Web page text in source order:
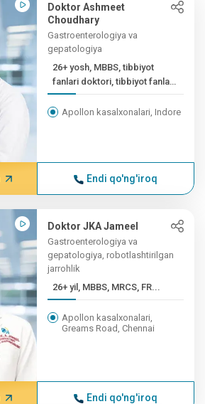
Doktor Ashmeet
Choudhary
Gastroenterologiya va
gepatologiya
26+ yosh, MBBS, tibbiyot
fanlari doktori, tibbiyot fanlari
doktori (...
Apollon kasalxonalari, Indore
Endi qo'ng'iroq
Doktor JKA Jameel
Gastroenterologiya va
gepatologiya, robotlashtirilgan
jarrohlik
26+ yil, MBBS, MRCS, FR...
Apollon kasalxonalari,
Greams Road, Chennai
Endi qo'ng'iroq